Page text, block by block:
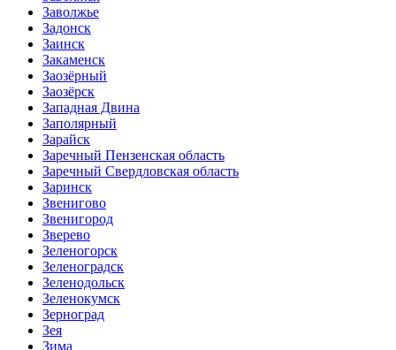
Заволжье
Задонск
Заинск
Закаменск
Заозёрный
Заозёрск
Западная Двина
Заполярный
Зарайск
Заречный Пензенская область
Заречный Свердловская область
Заринск
Звенигово
Звенигород
Зверево
Зеленогорск
Зеленоградск
Зеленодольск
Зеленокумск
Зерноград
Зея
Зима